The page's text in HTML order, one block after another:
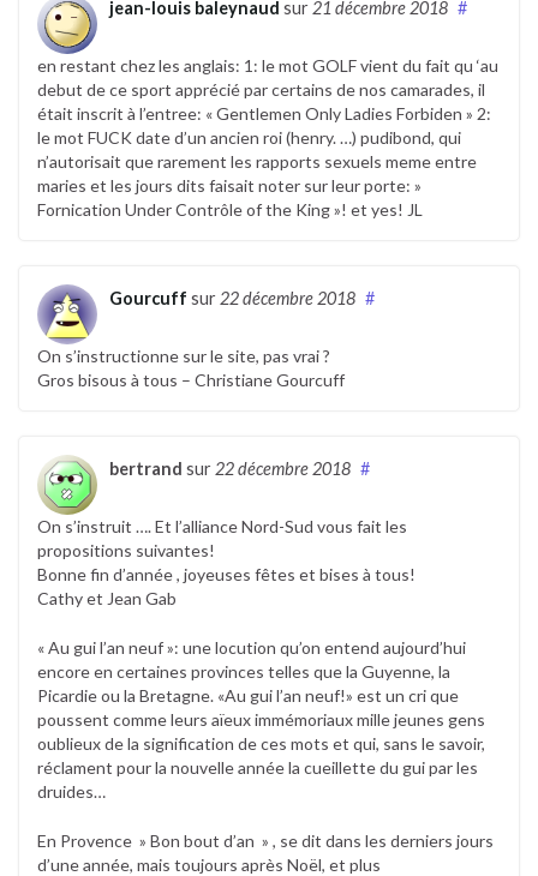
jean-louis baleynaud sur 21 décembre 2018 #
en restant chez les anglais: 1: le mot GOLF vient du fait qu ‘au
debut de ce sport apprécié par certains de nos camarades, il
était inscrit à l’entree: « Gentlemen Only Ladies Forbiden » 2:
le mot FUCK date d’un ancien roi (henry. …) pudibond, qui
n’autorisait que rarement les rapports sexuels meme entre
maries et les jours dits faisait noter sur leur porte: »
Fornication Under Contrôle of the King »! et yes! JL
Gourcuff sur 22 décembre 2018 #
On s’instructionne sur le site, pas vrai ?
Gros bisous à tous – Christiane Gourcuff
bertrand sur 22 décembre 2018 #
On s’instruit …. Et l’alliance Nord-Sud vous fait les
propositions suivantes!
Bonne fin d’année , joyeuses fêtes et bises à tous!
Cathy et Jean Gab
« Au gui l’an neuf »: une locution qu’on entend aujourd’hui
encore en certaines provinces telles que la Guyenne, la
Picardie ou la Bretagne. «Au gui l’an neuf!» est un cri que
poussent comme leurs aïeux immémoriaux mille jeunes gens
oublieux de la signification de ces mots et qui, sans le savoir,
réclament pour la nouvelle année la cueillette du gui par les
druides…
En Provence » Bon bout d’an » , se dit dans les derniers jours
d’une année, mais toujours après Noël, et plus